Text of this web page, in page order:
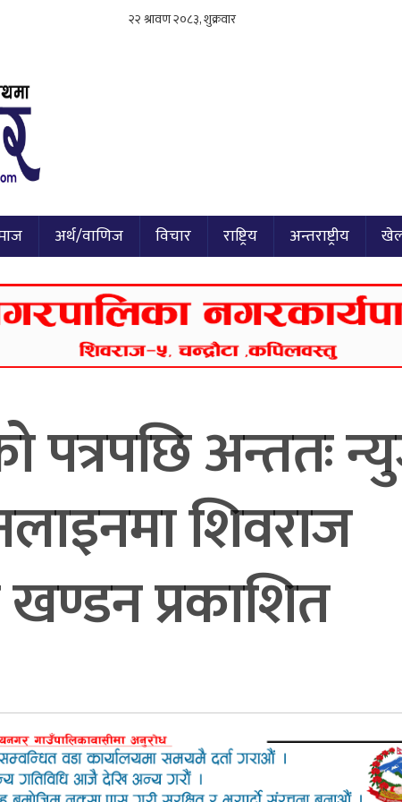
अर्थ/वाणिज विचार राष्ट्रिय अन्तराष्ट्रीय
पत्रपछि अन्ततः
शिवराज
प्रकाशित